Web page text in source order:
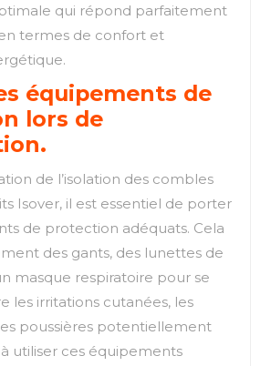
qui répond parfaitement
termes de confort et
équipements de
lors de
de l’isolation des combles
Isover, il est essentiel de porter
de protection adéquats. Cela
des gants, des lunettes de
masque respiratoire pour se
les irritations cutanées, les
poussières potentiellement
à utiliser ces équipements